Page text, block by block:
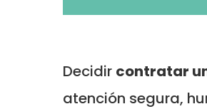
Decidir contratar
atención segura,